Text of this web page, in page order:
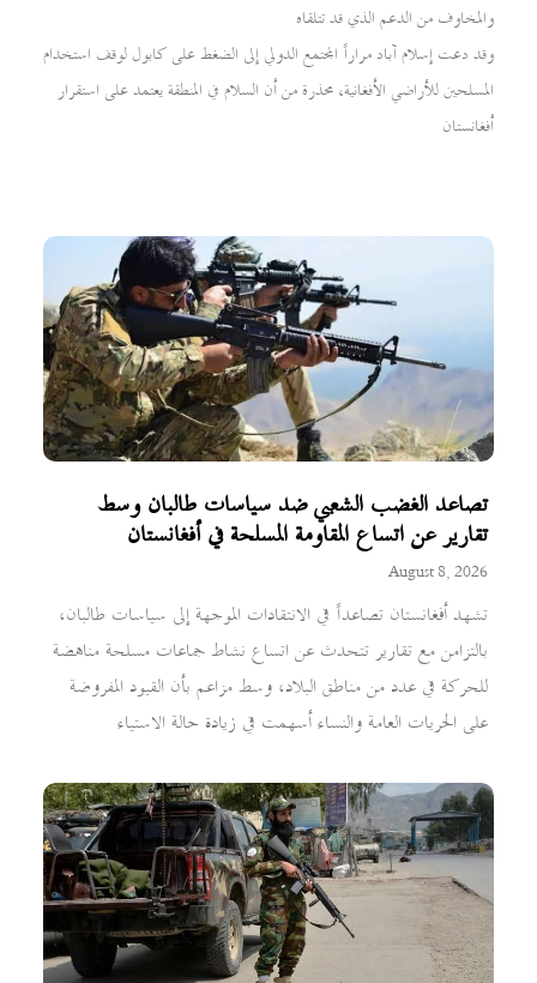
تصاعد الغضب الشعبي ضد سياسات طالبان وسط
تقارير عن اتساع المقاومة المسلحة في أفغانستان
August 8, 2026
تشهد أفغانستان تصاعداً في الانتقادات الموجهة إلى سياسات طالبان،
بالتزامن مع تقارير تتحدث عن اتساع نشاط جماعات مسلحة مناهضة
للحركة في عدد من مناطق البلاد، وسط مزاعم بأن القيود المفروضة
على الحريات العامة والنساء أسهمت في زيادة حالة الاستياء
والمخاوف من الدعم الذي قد تتلقاه
وقد دعت إسلام آباد مراراً المجتمع الدولي إلى الضغط على كابول لوقف استخدام
المسلحين للأراضي الأفغانية، محذرة من أن السلام في المنطقة يعتمد على استقرار
أفغانستان